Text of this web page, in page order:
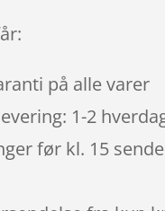
på alle varer
1-2
før kl. 15